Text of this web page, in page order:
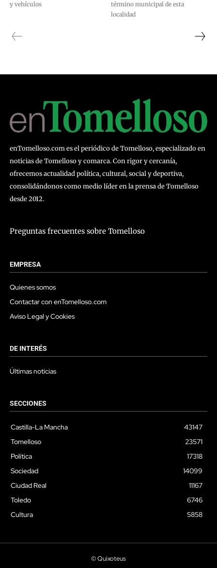
y vehículos
término municipal de esta
localidad
enTomelloso.com es el periódico de Tomelloso, especializado en
noticias de Tomelloso y comarca. Con rigor y cercanía,
ofrecemos actualidad política, cultural, social y deportiva,
consolidándonos como medio líder en la prensa de Tomelloso
desde 2012.
Preguntas frecuentes sobre Tomelloso
EMPRESA
Quienes somos
Contactar con enTomelloso.com
Aviso Legal y Cookies
DE INTERÉS
Últimas noticias
SECCIONES
Castilla-La Mancha
43147
Tomelloso
23571
Política
17318
Sociedad
14099
Ciudad Real
11167
Toledo
6746
Cultura
5858
© Quixoteus